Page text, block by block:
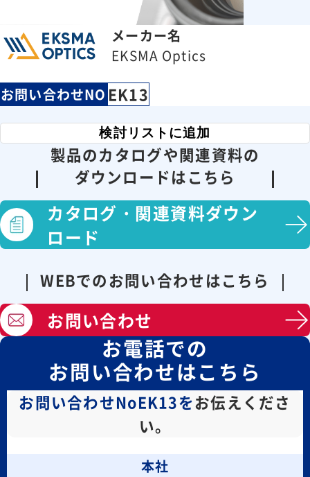
メーカー名
EKSMA Optics
お問い合わせNO EK13
検討リストに追加
製品のカタログや関連資料の
ダウンロードはこちら
カタログ・ 関連資料ダウン
ロード
WEBでのお問い合わせはこちら
お問い合わせ
お電話での
お問い合わせはこちら
お問い合わせNoEK13をお伝えくださ
い。
本社